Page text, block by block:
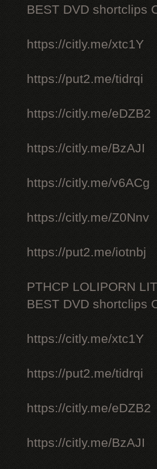
BEST DVD shortclips
https://citly.me/xtc1Y
https://put2.me/tidrqi
https://citly.me/eDZB2
https://citly.me/BzAJI
https://citly.me/v6ACg
https://citly.me/Z0Nnv
https://put2.me/iotnbj
PTHCP LOLIPORN
BEST DVD shortclips
https://citly.me/xtc1Y
https://put2.me/tidrqi
https://citly.me/eDZB2
https://citly.me/BzAJI